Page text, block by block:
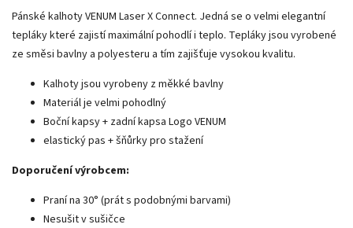
Pánské kalhoty VENUM Laser X Connect. Jedná se o velmi elegantní
tepláky které zajistí maximální pohodlí i teplo. Tepláky jsou vyrobené
ze směsi bavlny a polyesteru a tím zajišťuje vysokou kvalitu.
Kalhoty jsou vyrobeny z měkké bavlny
Materiál je velmi pohodlný
Boční kapsy + zadní kapsa Logo VENUM
elastický pas + šňůrky pro stažení
Doporučení výrobcem:
Praní na 30° (prát s podobnými barvami)
Nesušit v sušičce